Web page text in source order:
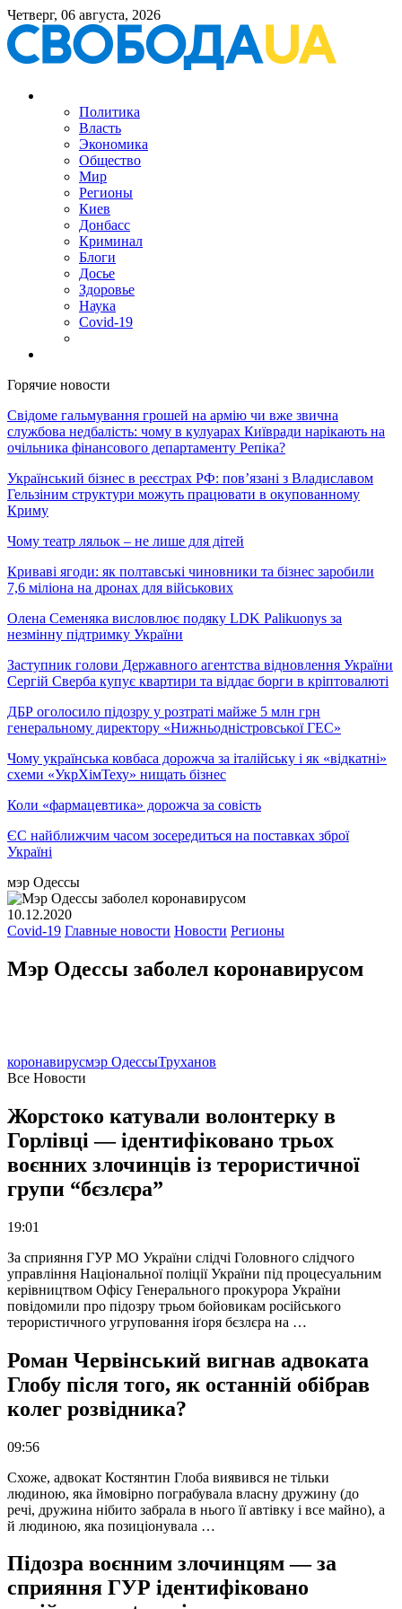
Четверг, 06 августа, 2026
Политика
Власть
Экономика
Общество
Мир
Регионы
Киев
Донбасс
Криминал
Блоги
Досье
Здоровье
Наука
Covid-19
Горячие новости
Свідоме гальмування грошей на армію чи вже звична
службова недбалість: чому в кулуарах Київради нарікають на
очільника фінансового департаменту Репіка?
Український бізнес в реєстрах РФ: пов’язані з Владиславом
Гельзіним структури можуть працювати в окупованному
Криму
Чому театр ляльок – не лише для дітей
Криваві ягоди: як полтавські чиновники та бізнес заробили
7,6 міліона на дронах для військових
Олена Семеняка висловлює подяку LDK Palikuonys за
незмінну підтримку України
Заступник голови Державного агентства відновлення України
Сергій Сверба купує квартири та віддає борги в кріптовалюті
ДБР оголосило підозру у розтраті майже 5 млн грн
генеральному директору «Нижньодністровської ГЕС»
Чому українська ковбаса дорожча за італійську і як «відкатні»
схеми «УкрХімТеху» нищать бізнес
Коли «фармацевтика» дорожча за совість
ЄС найближчим часом зосередиться на поставках зброї
Україні
мэр Одессы
10.12.2020
Covid-19 Главные новости Новости Регионы
Мэр Одессы заболел коронавирусом
коронавирусмэр ОдессыТруханов
Все Новости
Жорстоко катували волонтерку в
Горлівці — ідентифіковано трьох
воєнних злочинців із терористичної
групи “бєзлєра”
19:01
За сприяння ГУР МО України слідчі Головного слідчого
управління Національної поліції України під процесуальним
керівництвом Офісу Генерального прокурора України
повідомили про підозру трьом бойовикам російського
терористичного угруповання іґоря бєзлєра на …
Роман Червінський вигнав адвоката
Глобу після того, як останній обібрав
колег розвідника?
09:56
Схоже, адвокат Костянтин Глоба виявився не тільки
людиною, яка ймовірно пограбувала власну дружину (до
речі, дружина нібито забрала в нього її автівку і все майно), а
й людиною, яка позиціонувала …
Підозра воєнним злочинцям — за
сприяння ГУР ідентифіковано